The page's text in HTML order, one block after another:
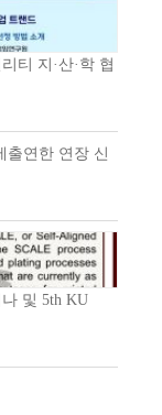
티 지·산·학 협
출연한 연장 신
및 5th KU